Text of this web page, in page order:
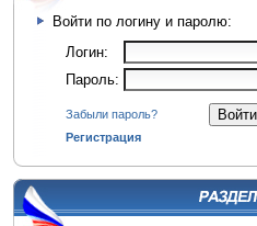
Войти по логину и паролю:
Логин:
Пароль:
Забыли пароль?
Регистрация